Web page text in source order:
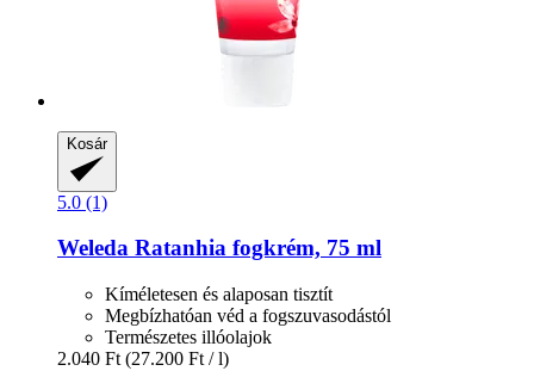
Kosár
5.0 (1)
Weleda Ratanhia fogkrém, 75 ml
Kíméletesen és alaposan tisztít
Megbízhatóan véd a fogszuvasodástól
Természetes illóolajok
2.040 Ft (27.200 Ft / l)